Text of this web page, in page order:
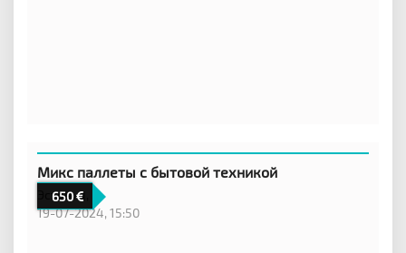
650
Микс паллеты с бытовой техникой
Эстония,
19-07-2024, 15:50